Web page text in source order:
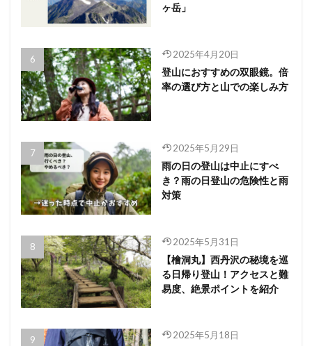
ヶ岳」
2025年4月20日
登山におすすめの双眼鏡。倍
率の選び方と山での楽しみ方
2025年5月29日
雨の日の登山は中止にすべ
き？雨の日登山の危険性と雨
対策
2025年5月31日
【檜洞丸】西丹沢の秘境を巡
る日帰り登山！アクセスと難
易度、絶景ポイントを紹介
2025年5月18日